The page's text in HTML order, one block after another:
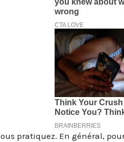
pratiquez. En général,